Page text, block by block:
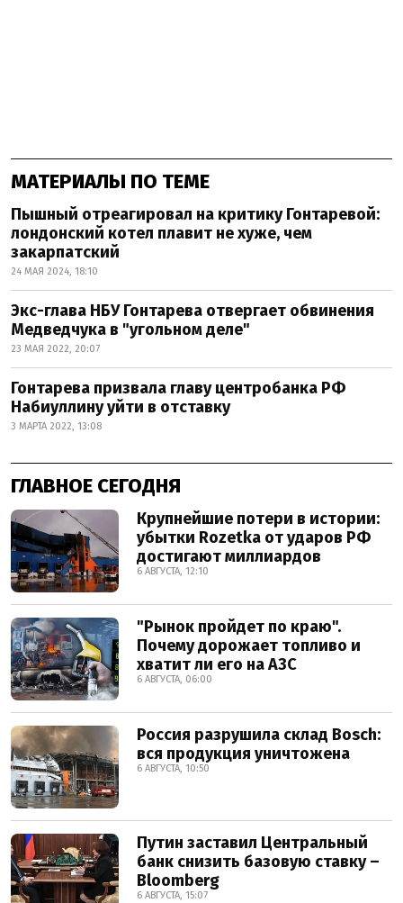
МАТЕРИАЛЫ ПО ТЕМЕ
Пышный отреагировал на критику Гонтаревой:
лондонский котел плавит не хуже, чем
закарпатский
24 МАЯ 2024, 18:10
Экс-глава НБУ Гонтарева отвергает обвинения
Медведчука в "угольном деле"
23 МАЯ 2022, 20:07
Гонтарева призвала главу центробанка РФ
Набиуллину уйти в отставку
3 МАРТА 2022, 13:08
ГЛАВНОЕ СЕГОДНЯ
Крупнейшие потери в истории:
убытки Rozetka от ударов РФ
достигают миллиардов
6 АВГУСТА, 12:10
"Рынок пройдет по краю".
Почему дорожает топливо и
хватит ли его на АЗС
6 АВГУСТА, 06:00
Россия разрушила склад Bosch:
вся продукция уничтожена
6 АВГУСТА, 10:50
Путин заставил Центральный
банк снизить базовую ставку –
Bloomberg
6 АВГУСТА, 15:07